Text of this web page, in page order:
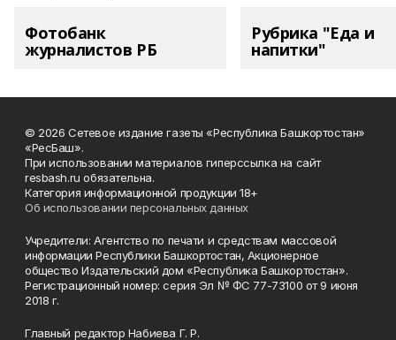
Фотобанк
журналистов РБ
Рубрика "Еда и
напитки"
© 2026 Сетевое издание газеты «Республика Башкортостан»
«РесБаш».
При использовании материалов гиперссылка на сайт
resbash.ru обязательна.
Категория информационной продукции 18+
Об использовании персональных данных
Учредители: Агентство по печати и средствам массовой
информации Республики Башкортостан, Акционерное
общество Издательский дом «Республика Башкортостан».
Регистрационный номер: серия Эл № ФС 77-73100 от 9 июня
2018 г.
Главный редактор Набиева Г. Р.